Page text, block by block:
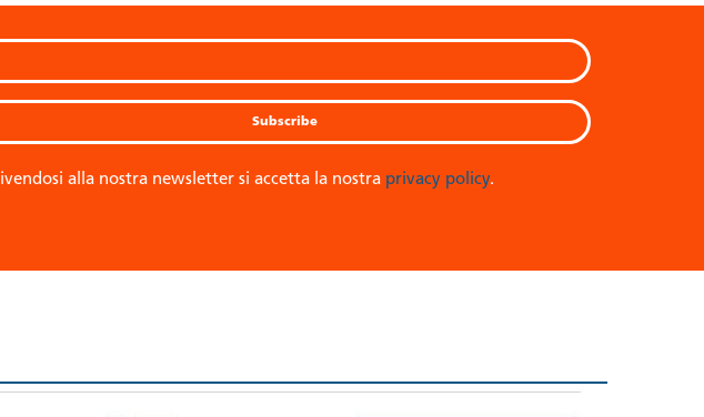
alla nostra newsletter si accetta la nostra privacy policy.